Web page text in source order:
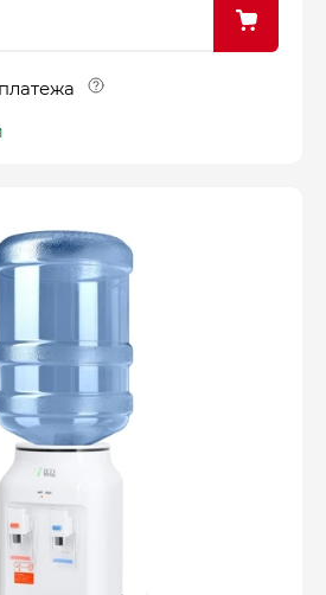
сейчас только
покупки